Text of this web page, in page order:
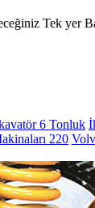
Tek yer
6 Tonluk
220